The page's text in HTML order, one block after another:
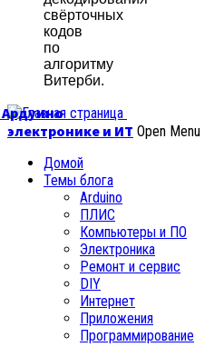
свёрточных
кодов
по
алгоритму
Витерби.
Ардуино
электронике и ИТ Open Menu
Домой
Темы блога
Arduino
ПЛИС
Компьютеры и ПО
Электроника
Ремонт и сервис
DIY
Интернет
Приложения
Программирование